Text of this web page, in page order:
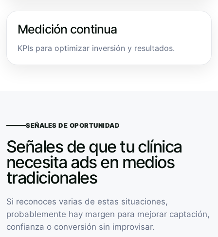
Medición continua
KPIs para optimizar inversión y resultados.
SEÑALES DE OPORTUNIDAD
Señales de que tu clínica
necesita ads en medios
tradicionales
Si reconoces varias de estas situaciones,
probablemente hay margen para mejorar captación,
confianza o conversión sin improvisar.